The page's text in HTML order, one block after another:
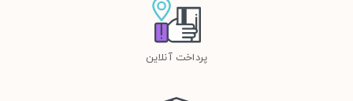
پرداخت آنلاین